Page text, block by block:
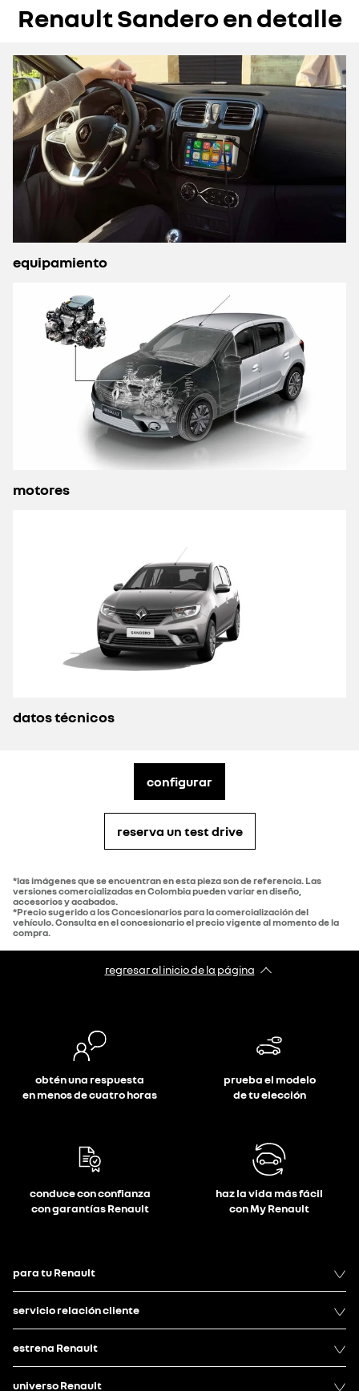
Renault Sandero en detalle
equipamiento
motores
datos técnicos
configurar
reserva un test drive
*las imágenes que se encuentran en esta pieza son de referencia. Las
versiones comercializadas en Colombia pueden variar en diseño,
accesorios y acabados.
*Precio sugerido a los Concesionarios para la comercialización del
vehículo. Consulta en el concesionario el precio vigente al momento de la
compra.
regresar al inicio de la página
obtén una respuesta
en menos de cuatro horas
prueba el modelo
de tu elección
conduce con confianza
con garantías Renault
haz la vida más fácil
con My Renault
para tu Renault
servicio relación cliente
estrena Renault
universo Renault